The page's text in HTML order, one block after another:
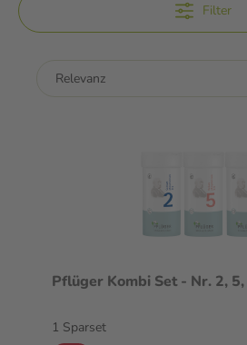
Filter
Pflüger Kombi Set - Nr. 2,
1 Sparset